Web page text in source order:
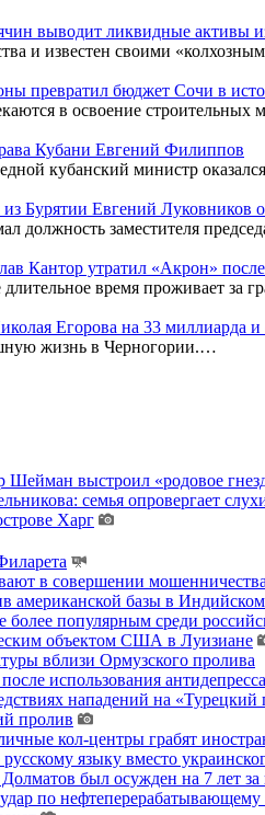
выводит ликвидные активы
и известен своими
превратил бюджет Сочи в
в освоение
Кубани Евгений Филиппов
кубанский министр
Бурятии Евгений Луковников
должность заместителя
Кантор утратил «Акрон»
время проживает за
Егорова на 33 миллиарда
жизнь в Черногории.…
выстроил «родовое
семья опровергает
Харг
в совершении
американской базы в
более популярным среди
объектом США в Луизиане
вблизи Ормузского пролива
использования
нападений на «Турецкий
пролив
кол-центры грабят
языку вместо
был осужден на 7 лет
по нефтеперерабатывающему